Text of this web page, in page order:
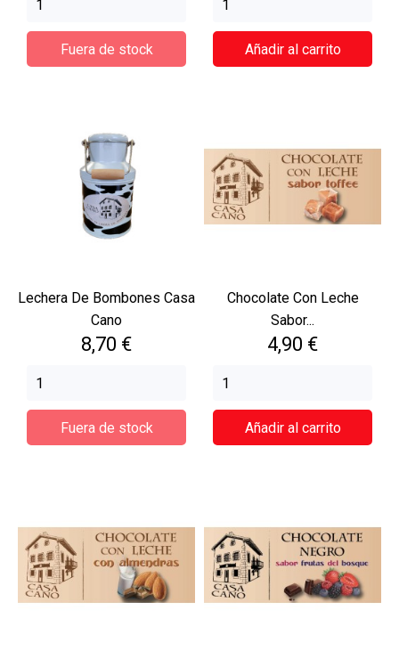
Fuera de stock Añadir al carrito
Lechera De Bombones Casa
Cano
Precio
8,70 €
Fuera de stock
Chocolate Con Leche
Sabor...
Precio
4,90 €
Añadir al carrito